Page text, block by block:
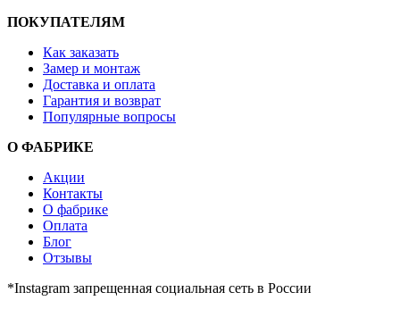
ПОКУПАТЕЛЯМ
Как заказать
Замер и монтаж
Доставка и оплата
Гарантия и возврат
Популярные вопросы
О ФАБРИКЕ
Акции
Контакты
О фабрике
Оплата
Блог
Отзывы
*Instagram запрещенная социальная сеть в России